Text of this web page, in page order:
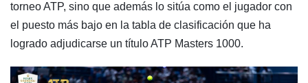
torneo ATP, sino que además lo sitúa como el jugador con
el puesto más bajo en la tabla de clasificación que ha
logrado adjudicarse un título ATP Masters 1000.